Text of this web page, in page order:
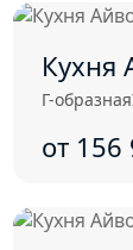
Кухня
Г-образная
от 156